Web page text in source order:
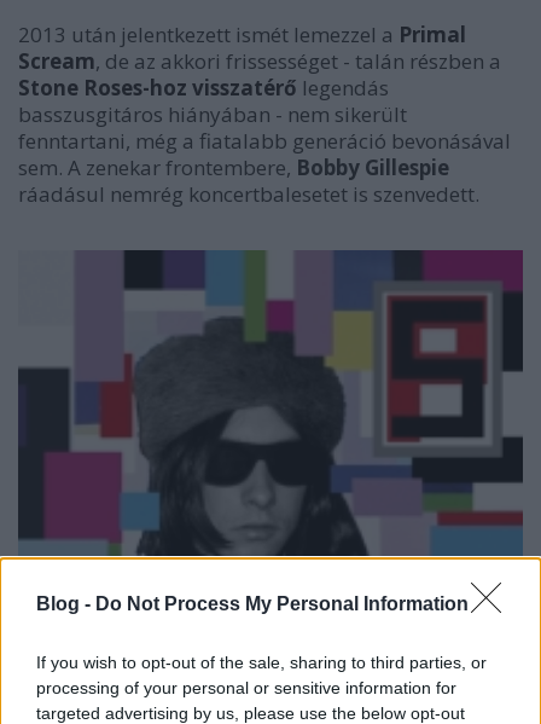
Blog - Do Not Process My Personal Information
If you wish to opt-out of the sale, sharing to third parties, or
processing of your personal or sensitive information for
targeted advertising by us, please use the below opt-out
2013 után jelentkezett ismét lemezzel a Primal
Scream, de az akkori frissességet - talán részben a
Stone Roses-hoz visszatérő legendás
basszusgitáros hiányában - nem sikerült
fenntartani, még a fiatalabb generáció bevonásával
sem. A zenekar frontembere, Bobby Gillespie
ráadásul nemrég koncertbalesetet is szenvedett.